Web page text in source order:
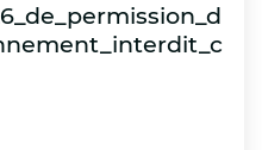
liées aux
ou d’accueil,
restent ouverts
la continuité de
aménagements